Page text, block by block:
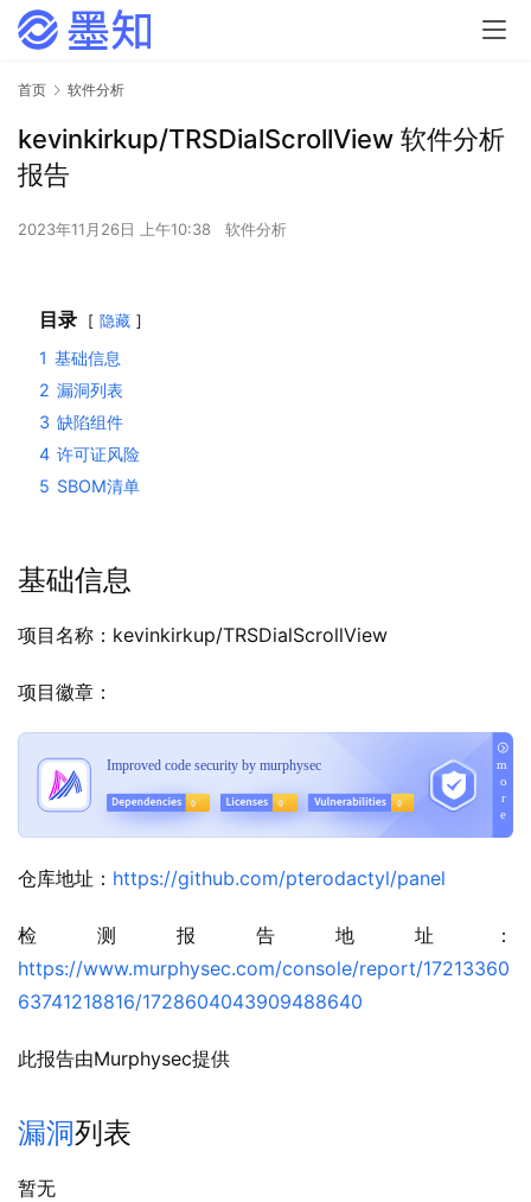
首页 软件分析
kevinkirkup/TRSDialScrollView 软件分析
报告
2023年11月26日 上午10:38 软件分析
目录 隐藏
1 基础信息
2 漏洞列表
3 缺陷组件
4 许可证风险
5 SBOM清单
基础信息
项目名称：kevinkirkup/TRSDialScrollView
项目徽章：
仓库地址： https://github.com/pterodactyl/panel
检测报告地址：
https://www.murphysec.com/console/report/17213360
63741218816/1728604043909488640
此报告由Murphysec提供
漏洞列表
暂无